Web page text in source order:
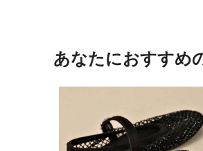
あなたにおすすめ